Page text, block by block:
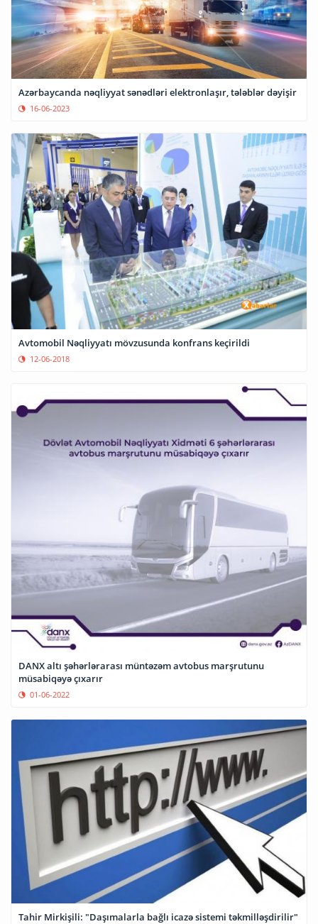
Azərbaycanda nəqliyyat sənədləri elektronlaşır, tələblər dəyişir
16-06-2023
Avtomobil Nəqliyyatı mövzusunda konfrans keçirildi
12-06-2018
DANX altı şəhərlərarası müntəzəm avtobus marşrutunu
müsabiqəyə çıxarır
01-06-2022
Tahir Mirkişili: "Daşımalarla bağlı icazə sistemi təkmilləşdirilir"